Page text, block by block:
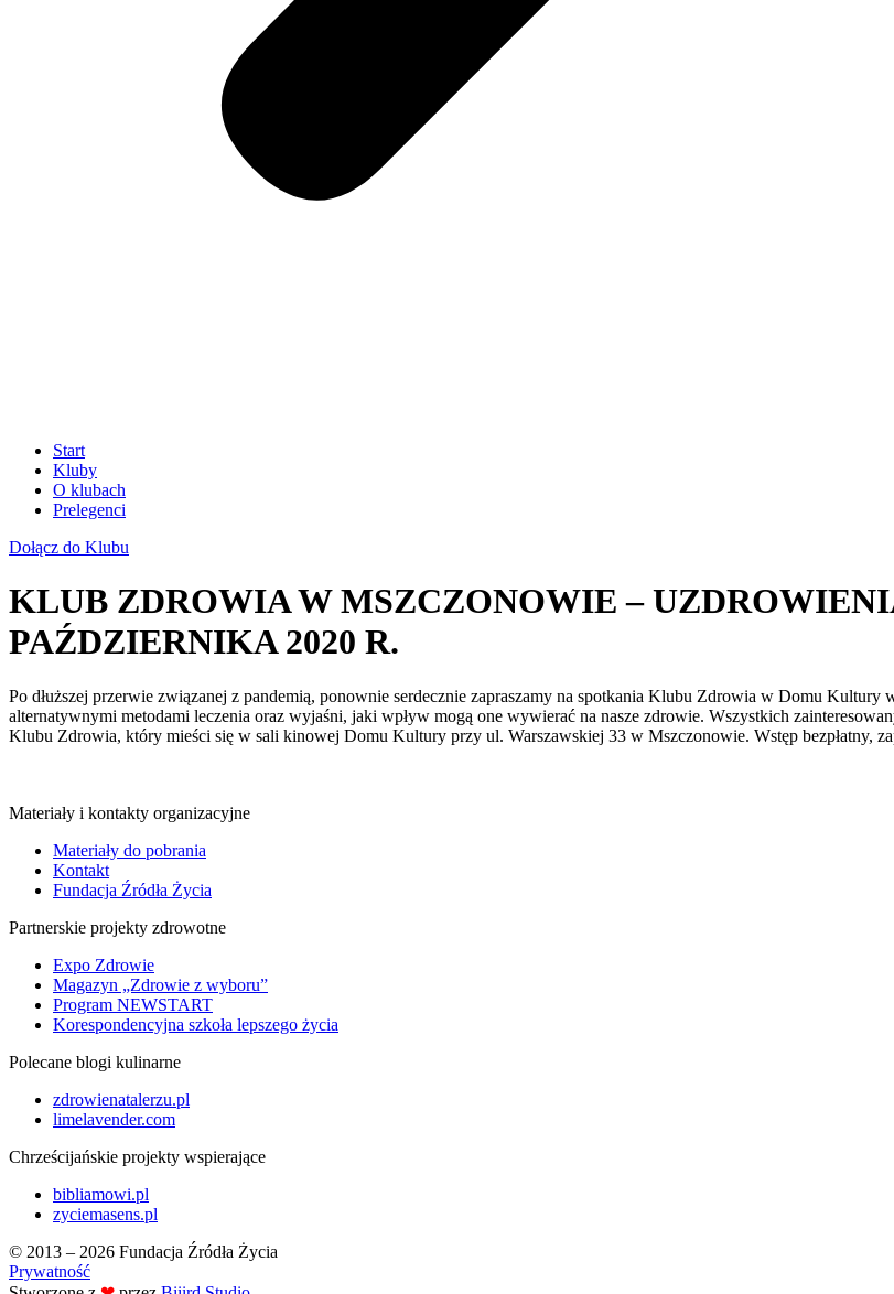
Start
Kluby
O klubach
Prelegenci
Dołącz do Klubu
KLUB ZDROWIA W MSZCZONOWIE –
PAŹDZIERNIKA 2020 R.
Po dłuższej przerwie związanej z pandemią, ponownie serdecznie zapraszamy na spotkania Klubu Zdrowia w Domu
alternatywnymi metodami leczenia oraz wyjaśni, jaki wpływ mogą one wywierać na nasze zdrowie. Wszystkich
Klubu Zdrowia, który mieści się w sali kinowej Domu Kultury przy ul. Warszawskiej 33 w Mszczonowie. Wstęp bezpłatny,
Materiały i kontakty organizacyjne
Materiały do pobrania
Kontakt
Fundacja Źródła Życia
Partnerskie projekty zdrowotne
Expo Zdrowie
Magazyn „Zdrowie z wyboru”
Program NEWSTART
Korespondencyjna szkoła lepszego życia
Polecane blogi kulinarne
zdrowienatalerzu.pl
limelavender.com
Chrześcijańskie projekty wspierające
bibliamowi.pl
zyciemasens.pl
© 2013 – 2026 Fundacja Źródła Życia
Prywatność